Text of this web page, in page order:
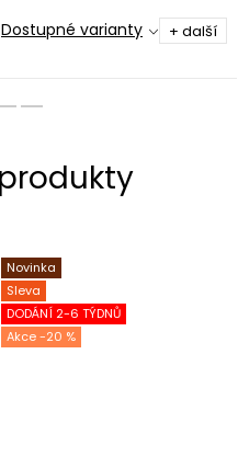
Dostupné varianty + další
Novinka
Sleva
DODÁNÍ 2-6 TÝDNŮ
-20 %